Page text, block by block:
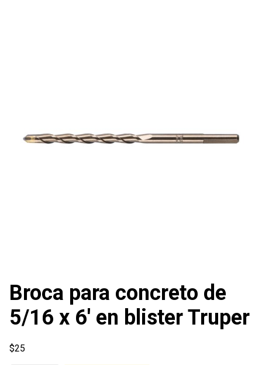
Broca para concreto de
5/16 x 6′ en blister Truper
$25